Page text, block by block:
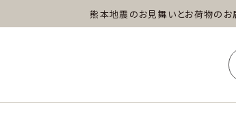
熊本地震のお見舞いとお荷物のお
水出し茶